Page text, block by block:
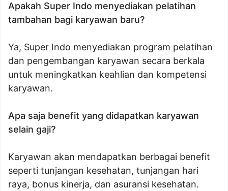
Apakah Super Indo menyediakan pelatihan
tambahan bagi karyawan baru?
Ya, Super Indo menyediakan program pelatihan
dan pengembangan karyawan secara berkala
untuk meningkatkan keahlian dan kompetensi
karyawan.
Apa saja benefit yang didapatkan karyawan
selain gaji?
Karyawan akan mendapatkan berbagai benefit
seperti tunjangan kesehatan, tunjangan hari
raya, bonus kinerja, dan asuransi kesehatan.